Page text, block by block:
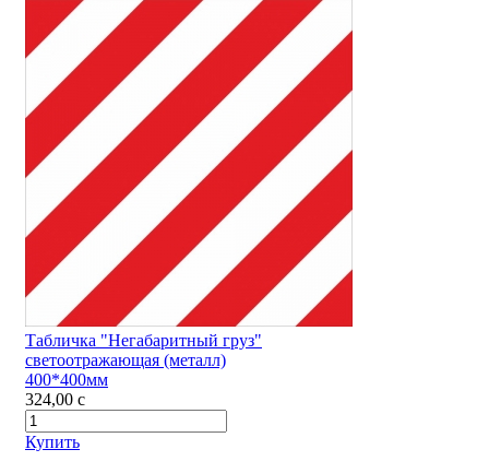
Табличка "Негабаритный груз"
светоотражающая (металл)
400*400мм
324,00 c
Купить